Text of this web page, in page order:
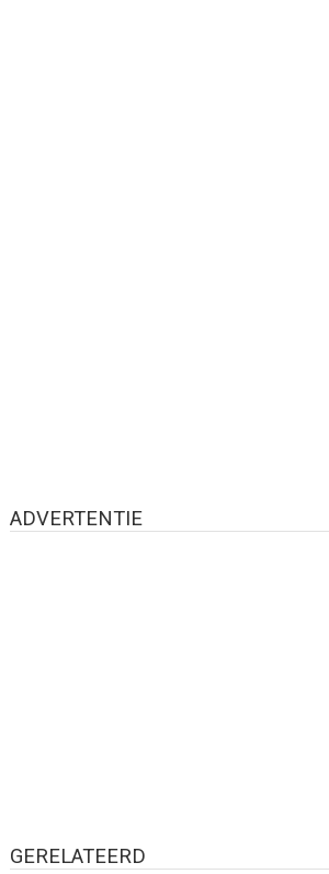
ADVERTENTIE
GERELATEERD